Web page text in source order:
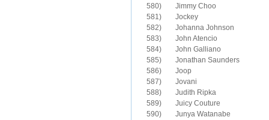
580)	Jimmy Choo
581)	Jockey
582)	Johanna Johnson
583)	John Atencio
584)	John Galliano
585)	Jonathan Saunders
586)	Joop
587)	Jovani
588)	Judith Ripka
589)	Juicy Couture
590)	Junya Watanabe